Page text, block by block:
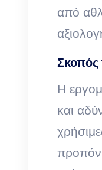
από
Σκοπός
Η
και